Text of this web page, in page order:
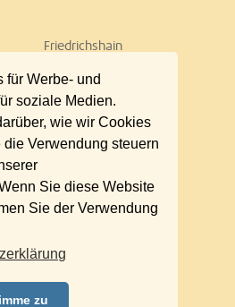
für Werbe- und
soziale Medien.
wie wir Cookies
Verwendung steuern
Sie diese Website
Sie der Verwendung
zu
Friedrichshain
Marzahn
Neukölln
Schöneberg
Steglitz
Umland Ost